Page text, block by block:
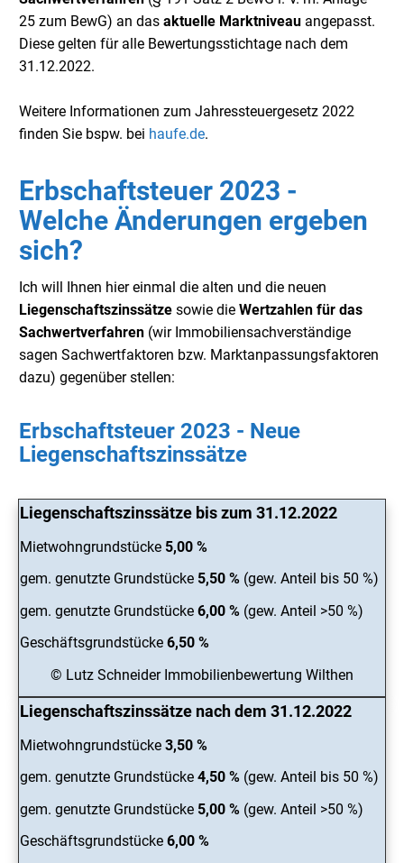
25 zum BewG) an das aktuelle Marktniveau angepasst.
Diese gelten für alle Bewertungsstichtage nach dem
31.12.2022.
Weitere Informationen zum Jahressteuergesetz 2022
finden Sie bspw. bei haufe.de.
Erbschaftsteuer 2023 -
Welche Änderungen ergeben
sich?
Ich will Ihnen hier einmal die alten und die neuen
Liegenschaftszinssätze sowie die Wertzahlen für das
Sachwertverfahren (wir Immobiliensachverständige
sagen Sachwertfaktoren bzw. Marktanpassungsfaktoren
dazu) gegenüber stellen:
Erbschaftsteuer 2023 - Neue
Liegenschaftszinssätze
Liegenschaftszinssätze bis zum 31.12.2022
Mietwohngrundstücke 5,00 %
gem. genutzte Grundstücke 5,50 % (gew. Anteil bis 50 %)
gem. genutzte Grundstücke 6,00 % (gew. Anteil >50 %)
Geschäftsgrundstücke 6,50 %
© Lutz Schneider Immobilienbewertung Wilthen
Liegenschaftszinssätze nach dem 31.12.2022
Mietwohngrundstücke 3,50 %
gem. genutzte Grundstücke 4,50 % (gew. Anteil bis 50 %)
gem. genutzte Grundstücke 5,00 % (gew. Anteil >50 %)
Geschäftsgrundstücke 6,00 %